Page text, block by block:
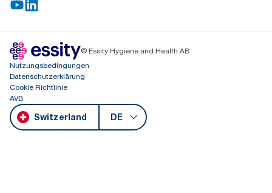
© Essity Hygiene and Health AB
Nutzungsbedingungen
Datenschutzerklärung
Cookie Richtlinie
AVB
Switzerland DE